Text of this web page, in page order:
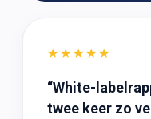
★★★★★
“White-
twee keer zo